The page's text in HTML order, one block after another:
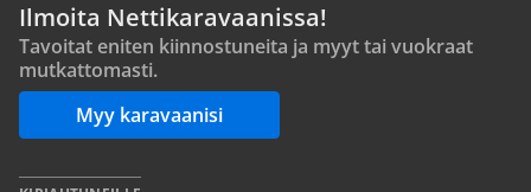
Ilmoita Nettikaravaanissa!
Tavoitat eniten kiinnostuneita ja myyt tai vuokraat
mutkattomasti.
Myy karavaanisi